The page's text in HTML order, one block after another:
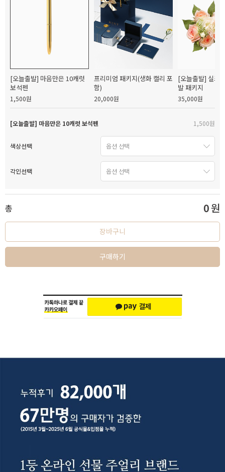
[오늘출발] 마음만은 10캐럿
보석펜
1,500원
프리미엄 패키지(생화 캘리 포
함)
20,000원
[오늘출발] 실크
발 패키지
35,000원
[오늘출발] 마음만은 10캐럿 보석펜 1,500원
색상선택
각인선택
총 0원
장바구니
구매하기